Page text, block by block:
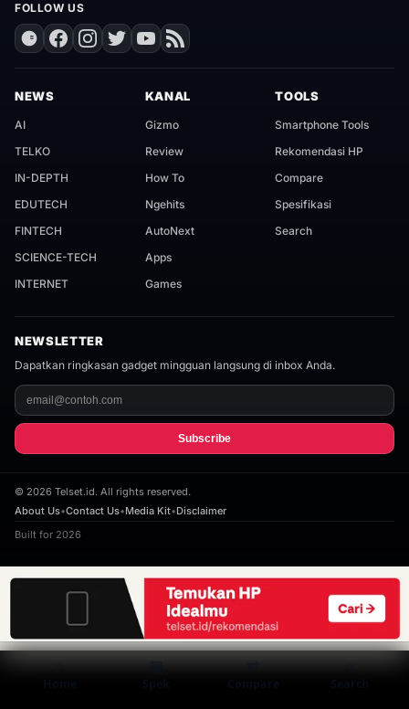
FOLLOW US
NEWS
AI
TELKO
IN-DEPTH
EDUTECH
FINTECH
SCIENCE-TECH
INTERNET
KANAL
Gizmo
Review
How To
Ngehits
AutoNext
Apps
Games
TOOLS
Smartphone Tools
Rekomendasi HP
Compare
Spesifikasi
Search
NEWSLETTER
Dapatkan ringkasan gadget mingguan langsung di inbox Anda.
Subscribe
© 2026 Telset.id. All rights reserved.
About Us•Contact Us•Media Kit•Disclaimer
Built for 2026
⌂ ▦ ⇄ ⌕